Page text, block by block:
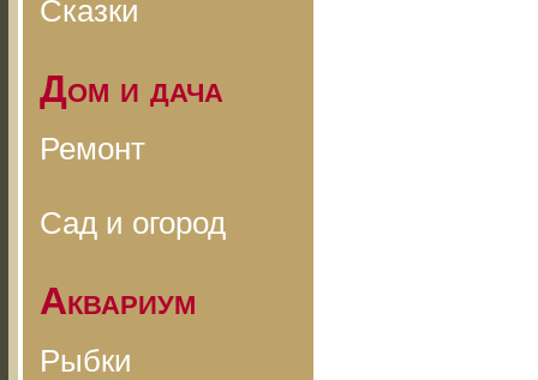
Сказки
Дом и дача
Ремонт
Сад и огород
Аквариум
Рыбки